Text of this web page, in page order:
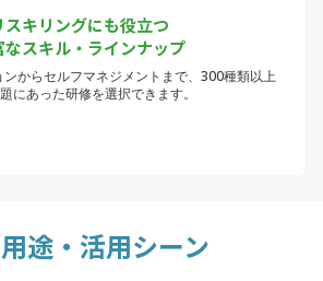
スキリングにも役立つ
なスキル・ラインナップ
からセルフマネジメントまで、300種類以上
にあった研修を選択できます。
途・活用シーン